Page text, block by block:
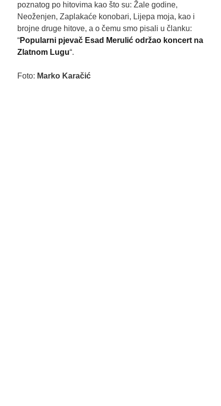
poznatog po hitovima kao što su: Žale godine,
Neoženjen, Zaplakaće konobari, Lijepa moja, kao i
brojne druge hitove, a o čemu smo pisali u članku:
“Popularni pjevač Esad Merulić održao koncert na
Zlatnom Lugu“.
Foto: Marko Karačić